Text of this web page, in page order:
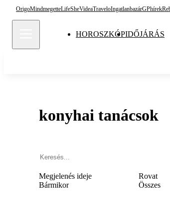
OrigoMindmegetteLifeSheVideaTraveloIngatlanbazárGPhírek
HOROSZKÓPIDŐJÁRÁS
konyhai tanácsok
Megjelenés ideje
Bármikor
Rovat
Összes